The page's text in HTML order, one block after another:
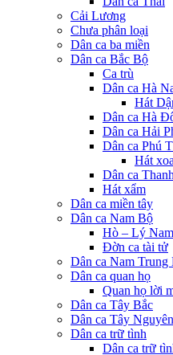
Cải Lương
Chưa phân loại
Dân ca ba miền
Dân ca Bắc Bộ
Ca trù
Dân ca Hà
Hát
Dân ca Hà
Dân ca Hải
Dân ca Phú
Hát
Dân ca
Hát xẩm
Dân ca miền tây
Dân ca Nam Bộ
Hò – Lý
Đờn ca tài tử
Dân ca Nam Trung
Dân ca quan họ
Quan họ lời
Dân ca Tây Bắc
Dân ca Tây Nguyên
Dân ca trữ tình
Dân ca trữ